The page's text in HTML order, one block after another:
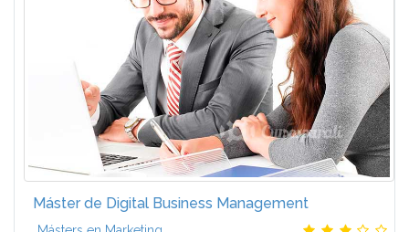
Máster de Digital Business Management